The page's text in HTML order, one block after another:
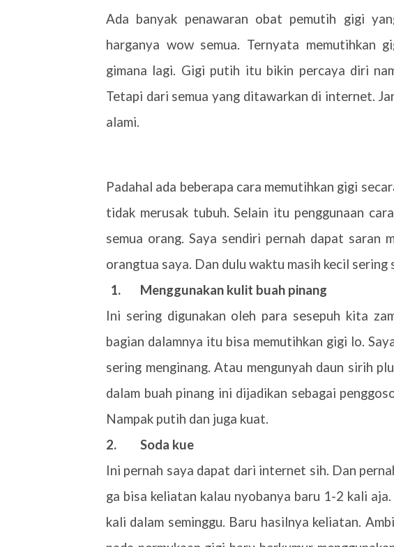
Ada banyak penawaran obat pemutih gigi
harganya wow semua. Ternyata memutihkan
gimana lagi. Gigi putih itu bikin percaya diri
Tetapi dari semua yang ditawarkan di internet.
alami.
Padahal ada beberapa cara memutihkan gigi
tidak merusak tubuh. Selain itu penggunaan
semua orang. Saya sendiri pernah dapat saran
orangtua saya. Dan dulu waktu masih kecil sering
1.
Menggunakan kulit buah pinang
Ini sering digunakan oleh para sesepuh kita
bagian dalamnya itu bisa memutihkan gigi lo.
sering menginang. Atau mengunyah daun sirih
dalam buah pinang ini dijadikan sebagai
Nampak putih dan juga kuat.
2.
Soda kue
Ini pernah saya dapat dari internet sih. Dan
ga bisa keliatan kalau nyobanya baru 1-2 kali
kali dalam seminggu. Baru hasilnya keliatan.